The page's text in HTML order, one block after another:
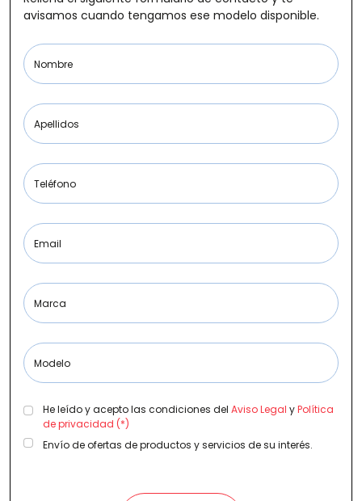
Kilómetros
Combustible
(Elige una o varias opciones)
Etiqueta medioambiental
Potencia
avisamos cuando tengamos ese modelo disponible.
Nombre
Apellidos
Teléfono
Email
Marca
Modelo
He leído y acepto las condiciones del Aviso Legal yPolítica
de privacidad (*)
Envío de ofertas de productos y servicios de su interés.